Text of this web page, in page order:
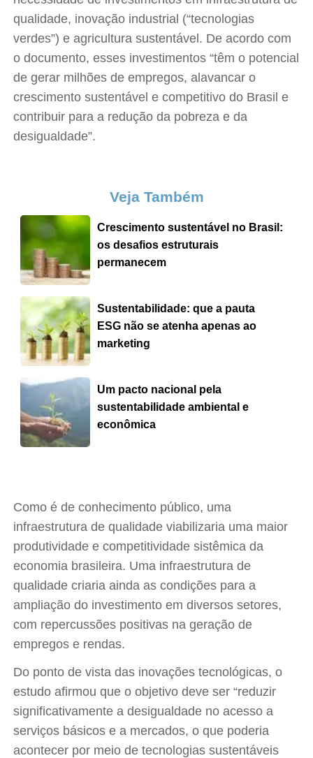
qualidade, inovação industrial (“tecnologias
verdes”) e agricultura sustentável. De acordo com
o documento, esses investimentos “têm o potencial
de gerar milhões de empregos, alavancar o
crescimento sustentável e competitivo do Brasil e
contribuir para a redução da pobreza e da
desigualdade”.
Veja Também
Crescimento sustentável no Brasil:
os desafios estruturais
permanecem
Sustentabilidade: que a pauta
ESG não se atenha apenas ao
marketing
Um pacto nacional pela
sustentabilidade ambiental e
econômica
Como é de conhecimento público, uma
infraestrutura de qualidade viabilizaria uma maior
produtividade e competitividade sistêmica da
economia brasileira. Uma infraestrutura de
qualidade criaria ainda as condições para a
ampliação do investimento em diversos setores,
com repercussões positivas na geração de
empregos e rendas.
Do ponto de vista das inovações tecnológicas, o
estudo afirmou que o objetivo deve ser “reduzir
significativamente a desigualdade no acesso a
serviços básicos e a mercados, o que poderia
acontecer por meio de tecnologias sustentáveis